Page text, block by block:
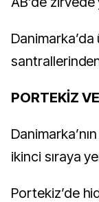
PORTEKİZ
ikinci sıraya
Portekiz’de